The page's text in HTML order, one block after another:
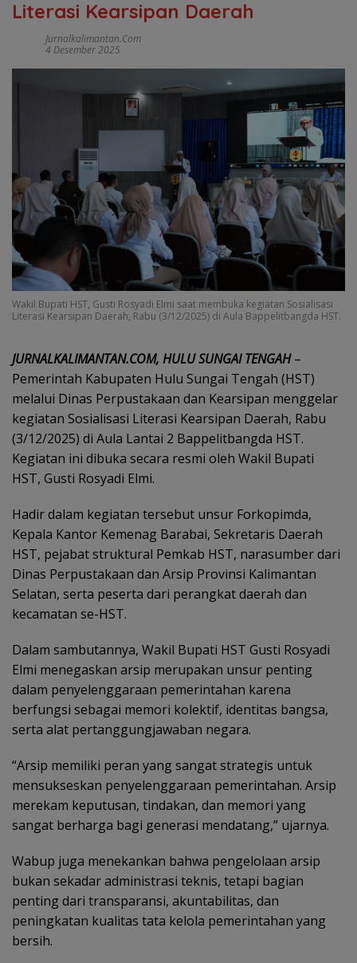
Literasi Kearsipan Daerah
Jurnalkalimantan.com
4 Desember 2025
Wakil Bupati HST, Gusti Rosyadi Elmi saat membuka kegiatan Sosialisasi
Literasi Kearsipan Daerah, Rabu (3/12/2025) di Aula Bappelitbangda HST.
JURNALKALIMANTAN.COM, HULU SUNGAI TENGAH–
Pemerintah Kabupaten Hulu Sungai Tengah (HST)
melalui Dinas Perpustakaan dan Kearsipan menggelar
kegiatan Sosialisasi Literasi Kearsipan Daerah, Rabu
(3/12/2025) di Aula Lantai 2 Bappelitbangda HST.
Kegiatan ini dibuka secara resmi oleh Wakil Bupati
HST, Gusti Rosyadi Elmi.
Hadir dalam kegiatan tersebut unsur Forkopimda,
Kepala Kantor Kemenag Barabai, Sekretaris Daerah
HST, pejabat struktural Pemkab HST, narasumber dari
Dinas Perpustakaan dan Arsip Provinsi Kalimantan
Selatan, serta peserta dari perangkat daerah dan
kecamatan se-HST.
Dalam sambutannya, Wakil Bupati HST Gusti Rosyadi
Elmi menegaskan arsip merupakan unsur penting
dalam penyelenggaraan pemerintahan karena
berfungsi sebagai memori kolektif, identitas bangsa,
serta alat pertanggungjawaban negara.
“Arsip memiliki peran yang sangat strategis untuk
mensukseskan penyelenggaraan pemerintahan. Arsip
merekam keputusan, tindakan, dan memori yang
sangat berharga bagi generasi mendatang,” ujarnya.
Wabup juga menekankan bahwa pengelolaan arsip
bukan sekadar administrasi teknis, tetapi bagian
penting dari transparansi, akuntabilitas, dan
peningkatan kualitas tata kelola pemerintahan yang
bersih.